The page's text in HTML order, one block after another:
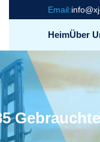
Email:
HeimÜber